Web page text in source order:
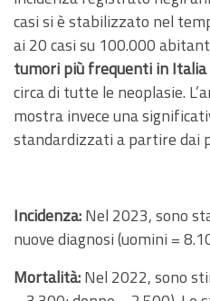
casi si è stabilizzato nel
ai 20 casi su 100.000
tumori più frequenti in Italia
circa di tutte le neoplasie.
mostra invece una
standardizzati a partire dai
Incidenza:Nel 2023, sono
nuove diagnosi (uomini =
Mortalità:Nel 2022, sono